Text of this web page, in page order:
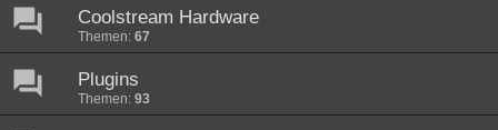
Coolstream Hardware
Themen: 67
Plugins
Themen: 93